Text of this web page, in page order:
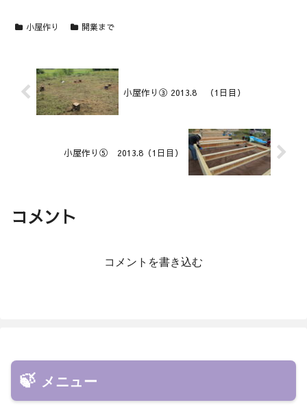
小屋作り 開業まで
小屋作り③ 2013.8 （1日目）
小屋作り⑤ 2013.8（1日目）
コメント
コメントを書き込む
メニュー